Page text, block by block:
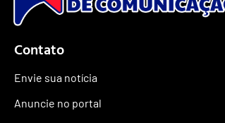
Contato
Envie sua notícia
Anuncie no portal